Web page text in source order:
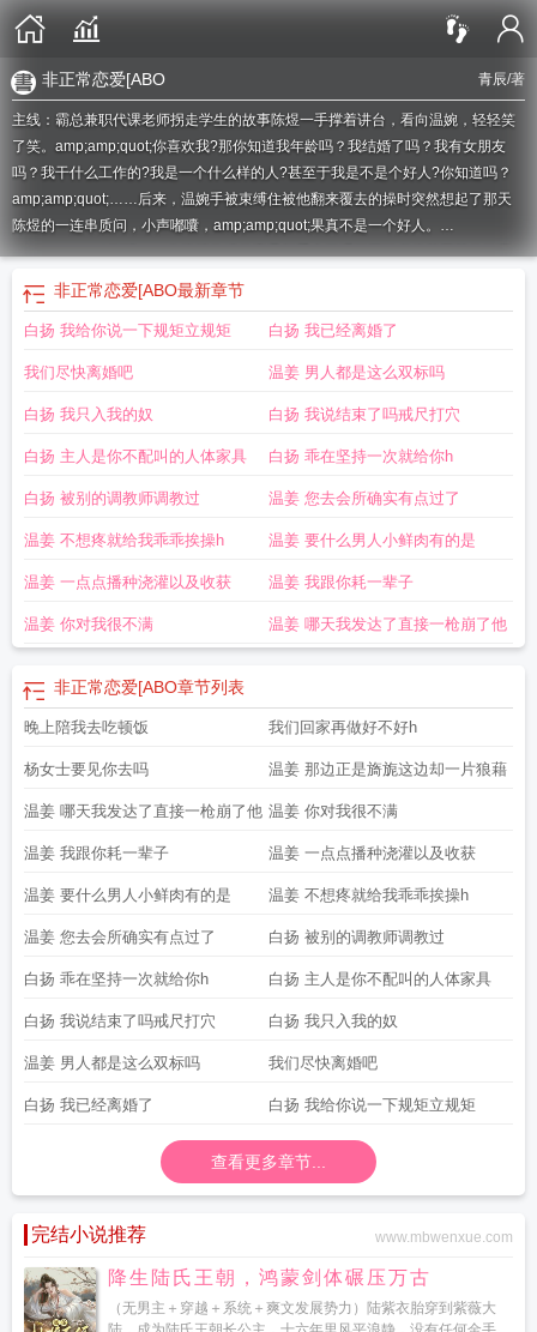
青辰/著
非正常恋爱[ABO
主线：霸总兼职代课老师拐走学生的故事陈煜一手撑着讲台，看向温婉，轻轻笑
了笑。amp;amp;quot;你喜欢我?那你知道我年龄吗？我结婚了吗？我有女朋友
吗？我干什么工作的?我是一个什么样的人?甚至于我是不是个好人?你知道吗？
amp;amp;quot;……后来，温婉手被束缚住被他翻来覆去的操时突然想起了那天
陈煜的一连串质问，小声嘟囔，amp;amp;quot;果真不是一个好人。
amp;amp;quot;副线一：有逢场作戏的妻子却爱上三观极正秘书将其囚禁的故事
温瑾瑜掏出一把黑色的东西，放到地上踢到了姜子衿的面前，阴沉的气质收敛了
些许，冷冰冰的脸庞忽然浮现几不可见的笑容，amp;amp;quot;会用吗？
amp;amp;quot;姜子衿也是勾唇冷笑，百般凌厉，amp;amp;quot;小温总——是觉
后瞄准温瑾瑜……副线二：暗恋多年的调教师拐走有抖m倾向的有夫之妇的故事
话音刚落，她的右肩就挨了重重一脚，歪倒在地上的身子正挣扎着跪直想要说些
摩擦着，调教师很明显是生气了，而且火气不小。她想开口解释，但是上空传来
咬牙切齿的声音，amp;amp;quot;你凭什么以为我会收一个有夫之妇做奴?
恋爱半醉山翁txt非正常恋爱[ABO 非正常恋爱关系英文非正常恋爱半醉仙翁百
翁
非正常恋爱by夭甜怡 非正常恋爱是什么意思 非正常恋爱电影在线观看
常恋爱半醉山翁百度非正常恋爱唐杳 非正常恋爱演员表非正常恋爱半醉山
翁非正常恋爱by半醉非正常恋爱半醉山翁免费阅读非正常恋爱韩剧非正常恋
恋爱txt半醉山翁 非正常恋爱by半山烬
阁免费阅读百度非正常恋爱by半醉山翁txt郑律非正常恋爱青辰
新章非正常恋爱玉葫芦 非正常恋爱by半山醉翁非正常恋爱故事非正常恋爱by
半山醉翁TXT非正常恋爱似是故人来非正常恋爱关系吧非正常恋爱by半山醉翁
非正常恋爱[ABO最新章节
白扬 我给你说一下规矩立规矩 白扬 我已经离婚了
我们尽快离婚吧 温姜 男人都是这么双标吗
白扬 我只入我的奴 白扬 我说结束了吗戒尺打穴
白扬 主人是你不配叫的人体家具 白扬 乖在坚持一次就给你h
白扬 被别的调教师调教过 温姜 您去会所确实有点过了
温姜 不想疼就给我乖乖挨操h 温姜 要什么男人小鲜肉有的是
温姜 一点点播种浇灌以及收获 温姜 我跟你耗一辈子
温姜 你对我很不满 温姜 哪天我发达了直接一枪崩了他
非正常恋爱[ABO章节列表
晚上陪我去吃顿饭 我们回家再做好不好h
杨女士要见你去吗 温姜 那边正是旖旎这边却一片狼藉
温姜 哪天我发达了直接一枪崩了他 温姜 你对我很不满
温姜 我跟你耗一辈子 温姜 一点点播种浇灌以及收获
温姜 要什么男人小鲜肉有的是 温姜 不想疼就给我乖乖挨操h
温姜 您去会所确实有点过了 白扬 被别的调教师调教过
白扬 乖在坚持一次就给你h 白扬 主人是你不配叫的人体家具
白扬 我说结束了吗戒尺打穴 白扬 我只入我的奴
温姜 男人都是这么双标吗 我们尽快离婚吧
白扬 我已经离婚了 白扬 我给你说一下规矩立规矩
查看更多章节...
完结小说推荐 www.mbwenxue.com
降生陆氏王朝，鸿蒙剑体碾压万古
（无男主＋穿越＋系统＋爽文发展势力）陆紫衣胎穿到紫薇大